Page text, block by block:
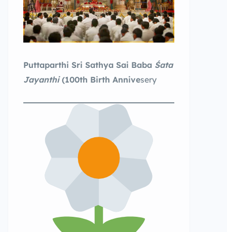
Puttaparthi Sri Sathya Sai Baba Śata
Jayanthi(100th Birth Annivesery